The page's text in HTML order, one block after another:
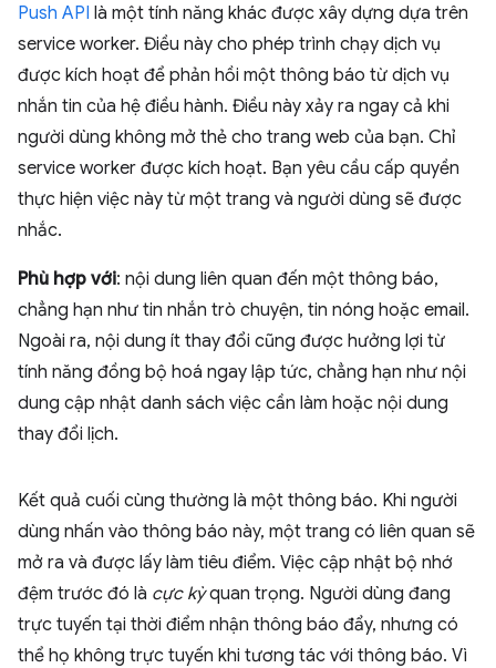
Push API là một tính năng khác được xây dựng dựa trên
service worker. Điều này cho phép trình chạy dịch vụ
được kích hoạt để phản hồi một thông báo từ dịch vụ
nhắn tin của hệ điều hành. Điều này xảy ra ngay cả khi
người dùng không mở thẻ cho trang web của bạn. Chỉ
service worker được kích hoạt. Bạn yêu cầu cấp quyền
thực hiện việc này từ một trang và người dùng sẽ được
nhắc.
Phù hợp với: nội dung liên quan đến một thông báo,
chẳng hạn như tin nhắn trò chuyện, tin nóng hoặc email.
Ngoài ra, nội dung ít thay đổi cũng được hưởng lợi từ
tính năng đồng bộ hoá ngay lập tức, chẳng hạn như nội
dung cập nhật danh sách việc cần làm hoặc nội dung
thay đổi lịch.
Kết quả cuối cùng thường là một thông báo. Khi người
dùng nhấn vào thông báo này, một trang có liên quan sẽ
mở ra và được lấy làm tiêu điểm. Việc cập nhật bộ nhớ
đệm trước đó là cực kỳquan trọng. Người dùng đang
trực tuyến tại thời điểm nhận thông báo đẩy, nhưng có
thể họ không trực tuyến khi tương tác với thông báo. Vì